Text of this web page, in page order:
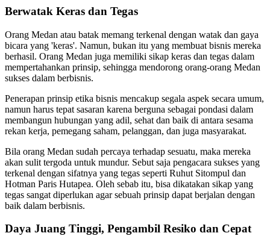
Berwatak Keras dan Tegas
Orang Medan atau batak memang terkenal dengan watak dan gaya
bicara yang 'keras'. Namun, bukan itu yang membuat bisnis mereka
berhasil. Orang Medan juga memiliki sikap keras dan tegas dalam
mempertahankan prinsip, sehingga mendorong orang-orang Medan
sukses dalam berbisnis.
Penerapan prinsip etika bisnis mencakup segala aspek secara umum,
namun harus tepat sasaran karena berguna sebagai pondasi dalam
membangun hubungan yang adil, sehat dan baik di antara sesama
rekan kerja, pemegang saham, pelanggan, dan juga masyarakat.
Bila orang Medan sudah percaya terhadap sesuatu, maka mereka
akan sulit tergoda untuk mundur. Sebut saja pengacara sukses yang
terkenal dengan sifatnya yang tegas seperti Ruhut Sitompul dan
Hotman Paris Hutapea. Oleh sebab itu, bisa dikatakan sikap yang
tegas sangat diperlukan agar sebuah prinsip dapat berjalan dengan
baik dalam berbisnis.
Daya Juang Tinggi, Pengambil Resiko dan Cepat